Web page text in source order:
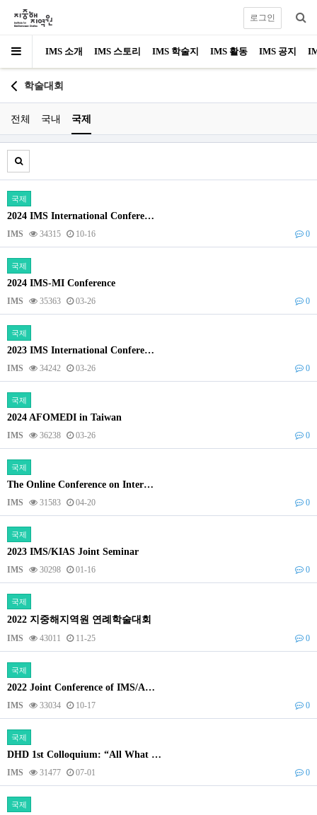
IMS 소개 IMS 스토리 IMS 학술지 IMS 활동 IMS 공지
로그인
학술대회
전체 국내 국제
국제
2024 IMS International Confere…
IMS 34315 10-16 0
국제
2024 IMS-MI Conference
IMS 35363 03-26 0
국제
2023 IMS International Confere…
IMS 34242 03-26 0
국제
2024 AFOMEDI in Taiwan
IMS 36238 03-26 0
국제
The Online Conference on Inter…
IMS 31583 04-20 0
국제
2023 IMS/KIAS Joint Seminar
IMS 30298 01-16 0
국제
2022 지중해지역원 연례학술대회
IMS 43011 11-25 0
국제
2022 Joint Conference of IMS/A…
IMS 33034 10-17 0
국제
DHD 1st Colloquium: “All What …
IMS 31477 07-01 0
국제